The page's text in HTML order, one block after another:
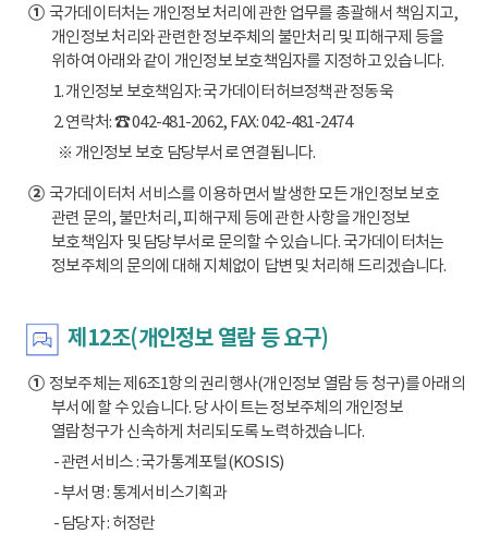
①국가데이터처는 개인정보 처리에 관한 업무를 총괄해서 책임지고,
개인정보 처리와 관련한 정보주체의 불만처리 및 피해구제 등을
위하여 아래와 같이 개인정보 보호책임자를 지정하고 있습니다.
1. 개인정보 보호책임자: 국가데이터허브정책관 정동욱
2. 연락처: ☎ 042-481-2062, FAX: 042-481-2474
※ 개인정보 보호 담당부서로 연결됩니다.
②국가데이터처 서비스를 이용하면서 발생한 모든 개인정보 보호
관련 문의, 불만처리, 피해구제 등에 관한 사항을 개인정보
보호책임자 및 담당부서로 문의할 수 있습니다. 국가데이터처는
정보주체의 문의에 대해 지체없이 답변 및 처리해 드리겠습니다.
제12조(개인정보 열람 등 요구)
①정보주체는 제6조1항의 권리행사(개인정보 열람 등 청구)를 아래의
부서에 할 수 있습니다. 당 사이트는 정보주체의 개인정보
열람청구가 신속하게 처리되도록 노력하겠습니다.
- 관련서비스 : 국가통계포털(KOSIS)
- 부서명 : 통계서비스기획과
- 담당자 : 허정란